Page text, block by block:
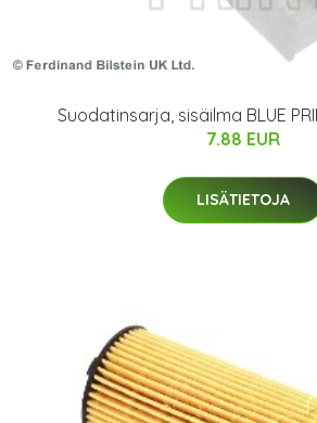
Suodatinsarja, sisäilma BLUE
7.88 EUR
LISÄTIETOJA